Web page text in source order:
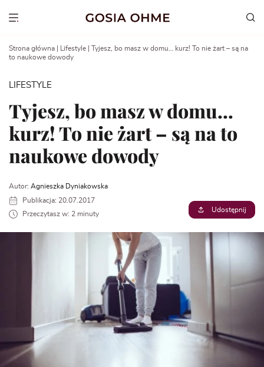
Show menu
Strona główna Lifestyle
Tyjesz, bo masz w domu… kurz! To nie żart – są na
to naukowe dowody
LIFESTYLE
Tyjesz, bo masz w domu…
kurz! To nie żart – są na to
naukowe dowody
Autor: Agnieszka Dyniakowska
Publikacja: 20.07.2017
Przeczytasz w: 2 minuty
Udostępnij